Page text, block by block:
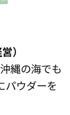
）
縄の海でも
パウダーを